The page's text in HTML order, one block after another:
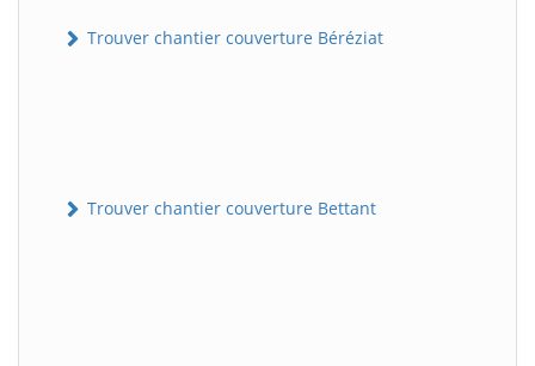
Trouver chantier couverture Béréziat
Trouver chantier couverture Bettant